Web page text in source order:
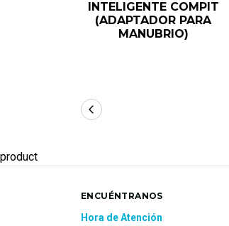
INTELIGENTE COMPIT
(ADAPTADOR PARA
MANUBRIO)
product
ENCUÉNTRANOS
Hora de Atención